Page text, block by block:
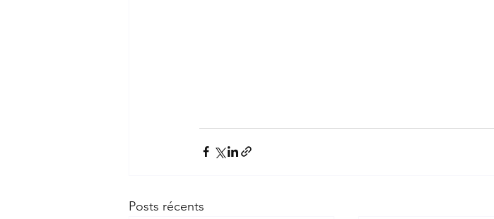
Posts récents